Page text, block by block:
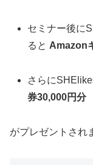
セミナー後に
ると Amazon
さらに
券30,000円分
がプレゼントされ